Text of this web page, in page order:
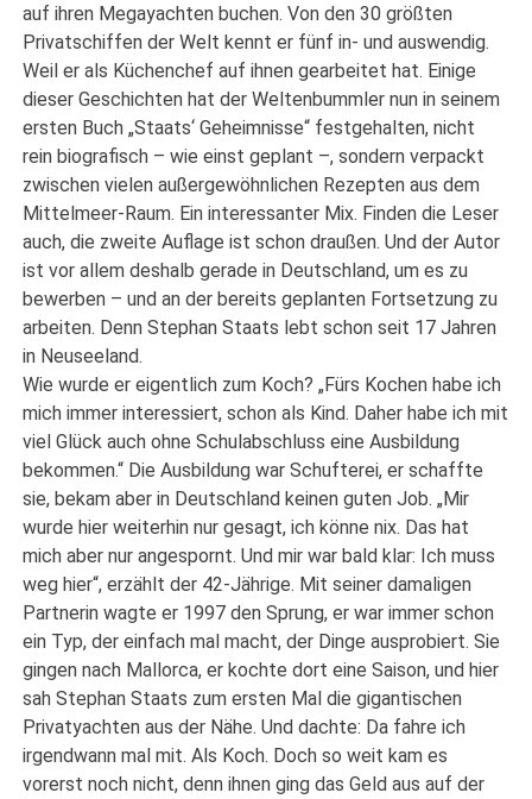
auf ihren Megayachten buchen. Von den 30 größten
Privatschiffen der Welt kennt er fünf in- und auswendig.
Weil er als Küchenchef auf ihnen gearbeitet hat. Einige
dieser Geschichten hat der Weltenbummler nun in seinem
ersten Buch „Staats‘ Geheimnisse“ festgehalten, nicht
rein biografisch – wie einst geplant –, sondern verpackt
zwischen vielen außergewöhnlichen Rezepten aus dem
Mittelmeer-Raum. Ein interessanter Mix. Finden die Leser
auch, die zweite Auflage ist schon draußen. Und der Autor
ist vor allem deshalb gerade in Deutschland, um es zu
bewerben – und an der bereits geplanten Fortsetzung zu
arbeiten. Denn Stephan Staats lebt schon seit 17 Jahren
in Neuseeland.
Wie wurde er eigentlich zum Koch? „Fürs Kochen habe ich
mich immer interessiert, schon als Kind. Daher habe ich mit
viel Glück auch ohne Schulabschluss eine Ausbildung
bekommen.“ Die Ausbildung war Schufterei, er schaffte
sie, bekam aber in Deutschland keinen guten Job. „Mir
wurde hier weiterhin nur gesagt, ich könne nix. Das hat
mich aber nur angespornt. Und mir war bald klar: Ich muss
weg hier“, erzählt der 42-Jährige. Mit seiner damaligen
Partnerin wagte er 1997 den Sprung, er war immer schon
ein Typ, der einfach mal macht, der Dinge ausprobiert. Sie
gingen nach Mallorca, er kochte dort eine Saison, und hier
sah Stephan Staats zum ersten Mal die gigantischen
Privatyachten aus der Nähe. Und dachte: Da fahre ich
irgendwann mal mit. Als Koch. Doch so weit kam es
vorerst noch nicht, denn ihnen ging das Geld aus auf der